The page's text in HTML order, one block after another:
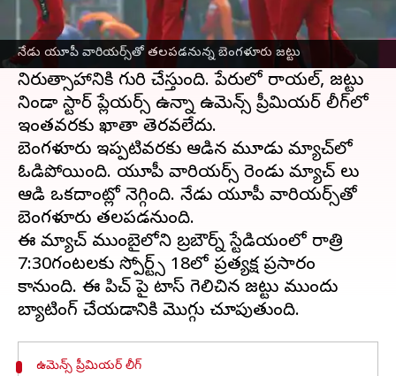
నేడు యూపీ వారియర్స్‌తో తలపడనున్న బెంగళూరు జట్టు
ఎన్నో అంచనాలతో బరిలోకి దిగినా రాయల్ ఛాలెంజర్స్
బెంగళూర్ఉమెన్స్ ప్రీమియర్ లీగ్‌లో
ఉసూరుమనిపిస్తూ అభిమానులకు తీవ్ర
నిరుత్సాహానికి గురి చేస్తుంది. పేరులో రాయల్, జట్టు
నిండా స్టార్ ప్లేయర్స్ ఉన్నా ఉమెన్స్ ప్రీమియర్ లీగ్‌లో
ఇంతవరకు ఖాతా తెరవలేదు.
బెంగళూరు ఇప్పటివరకు ఆడిన మూడు మ్యాచ్‌లో
ఓడిపోయింది. యూపీ వారియర్స్ రెండు మ్యాచ్ లు
ఆడి ఒకదాంట్లో నెగ్గింది. నేడు యూపీ వారియర్స్‌తో
బెంగళూరు తలపడనుంది.
ఈ మ్యాచ్ ముంబైలోని బ్రబౌర్న్ స్టేడియంలో రాత్రి
7:30గంటలకు స్పోర్ట్స్ 18లో ప్రత్యక్ష ప్రసారం
కానుంది. ఈ పిచ్ పై టాస్ గెలిచిన జట్టు ముందు
ఉమెన్స్ ప్రీమియర్ లీగ్